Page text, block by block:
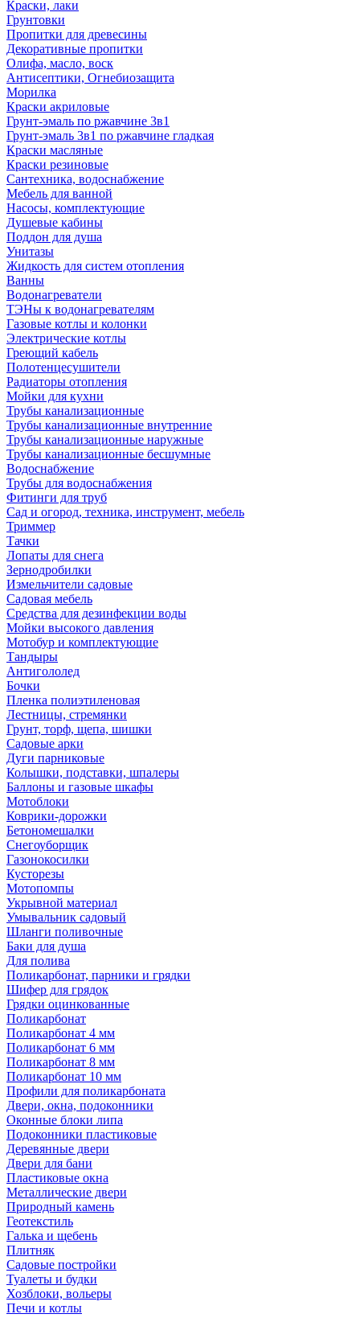
Краски, лаки
Грунтовки
Пропитки для древесины
Декоративные пропитки
Олифа, масло, воск
Антисептики, Огнебиозащита
Морилка
Краски акриловые
Грунт-эмаль по ржавчине 3в1
Грунт-эмаль 3в1 по ржавчине гладкая
Краски масляные
Краски резиновые
Сантехника, водоснабжение
Мебель для ванной
Насосы, комплектующие
Душевые кабины
Поддон для душа
Унитазы
Жидкость для систем отопления
Ванны
Водонагреватели
ТЭНы к водонагревателям
Газовые котлы и колонки
Электрические котлы
Греющий кабель
Полотенцесушители
Радиаторы отопления
Мойки для кухни
Трубы канализационные
Трубы канализационные внутренние
Трубы канализационные наружные
Трубы канализационные бесшумные
Водоснабжение
Трубы для водоснабжения
Фитинги для труб
Сад и огород, техника, инструмент, мебель
Триммер
Тачки
Лопаты для снега
Зернодробилки
Измельчители садовые
Садовая мебель
Средства для дезинфекции воды
Мойки высокого давления
Мотобур и комплектующие
Тандыры
Антигололед
Бочки
Пленка полиэтиленовая
Лестницы, стремянки
Грунт, торф, щепа, шишки
Садовые арки
Дуги парниковые
Колышки, подставки, шпалеры
Баллоны и газовые шкафы
Мотоблоки
Коврики-дорожки
Бетономешалки
Снегоуборщик
Газонокосилки
Кусторезы
Мотопомпы
Укрывной материал
Умывальник садовый
Шланги поливочные
Баки для душа
Для полива
Поликарбонат, парники и грядки
Шифер для грядок
Грядки оцинкованные
Поликарбонат
Поликарбонат 4 мм
Поликарбонат 6 мм
Поликарбонат 8 мм
Поликарбонат 10 мм
Профили для поликарбоната
Двери, окна, подоконники
Оконные блоки липа
Подоконники пластиковые
Деревянные двери
Двери для бани
Пластиковые окна
Металлические двери
Природный камень
Геотекстиль
Галька и щебень
Плитняк
Садовые постройки
Туалеты и будки
Хозблоки, вольеры
Печи и котлы